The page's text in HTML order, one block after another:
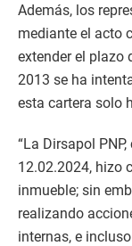
Además, los
mediante el acto
extender el plazo
2013 se ha
esta cartera solo
“La Dirsapol
12.02.2024, hizo
inmueble; sin
realizando
internas, e